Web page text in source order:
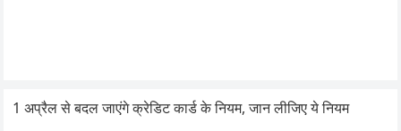
1 अप्रैल से बदल जाएंगे क्रेडिट कार्ड के नियम, जान लीजिए ये नियम